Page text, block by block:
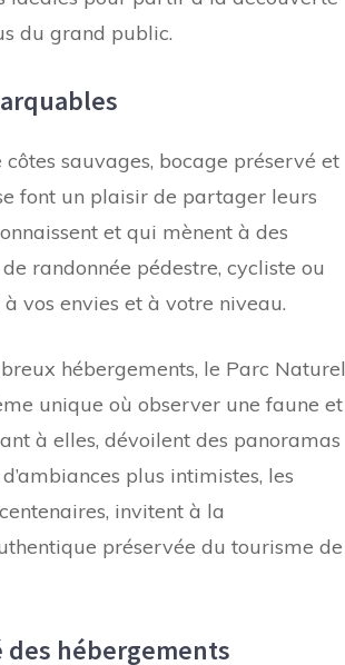
du grand public.
sauvages, bocage préservé et
font un plaisir de partager leurs
et qui mènent à des
randonnée pédestre, cycliste ou
vos envies et à votre niveau.
hébergements, le Parc Naturel
unique où observer une faune et
à elles, dévoilent des panoramas
plus intimistes, les
invitent à la
préservée du tourisme de
des hébergements